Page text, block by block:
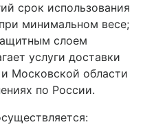
срок использования
минимальном весе;
слоем
услуги доставки
Московской области
по России.